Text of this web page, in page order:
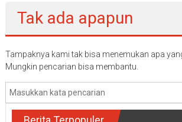
Tak ada apapun
Tampaknya kami tak bisa menemukan apa
Mungkin pencarian bisa membantu.